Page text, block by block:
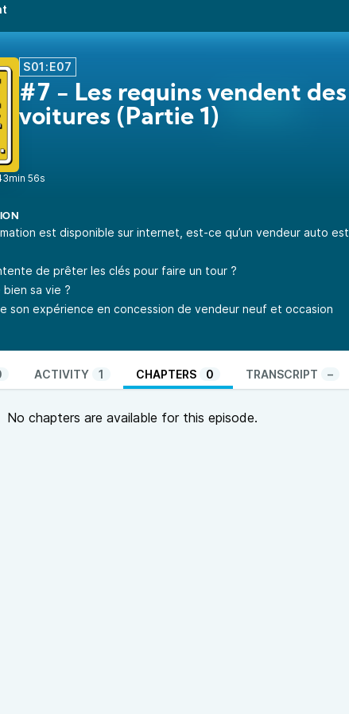
S01:E07
#7 - Les requins vendent des
voitures (Partie 1)
56s
est disponible sur internet, est-ce qu’un vendeur auto est
de prêter les clés pour faire un tour ?
bien sa vie ?
son expérience en concession de vendeur neuf et occasion
ACTIVITY 1 CHAPTERS 0 TRANSCRIPT –
No chapters are available for this episode.